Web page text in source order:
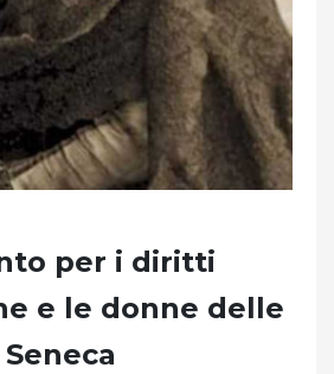
per i diritti
e le donne delle